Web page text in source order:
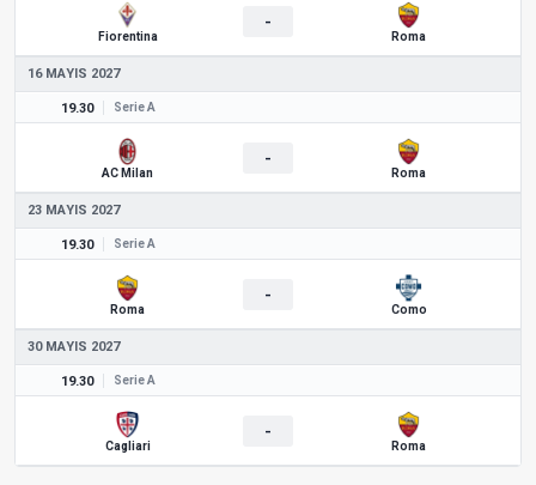
Fiorentina
-
Roma
16 MAYIS 2027
19.30 Serie A
AC Milan
-
Roma
23 MAYIS 2027
19.30 Serie A
Roma
-
Como
30 MAYIS 2027
19.30 Serie A
Cagliari
-
Roma